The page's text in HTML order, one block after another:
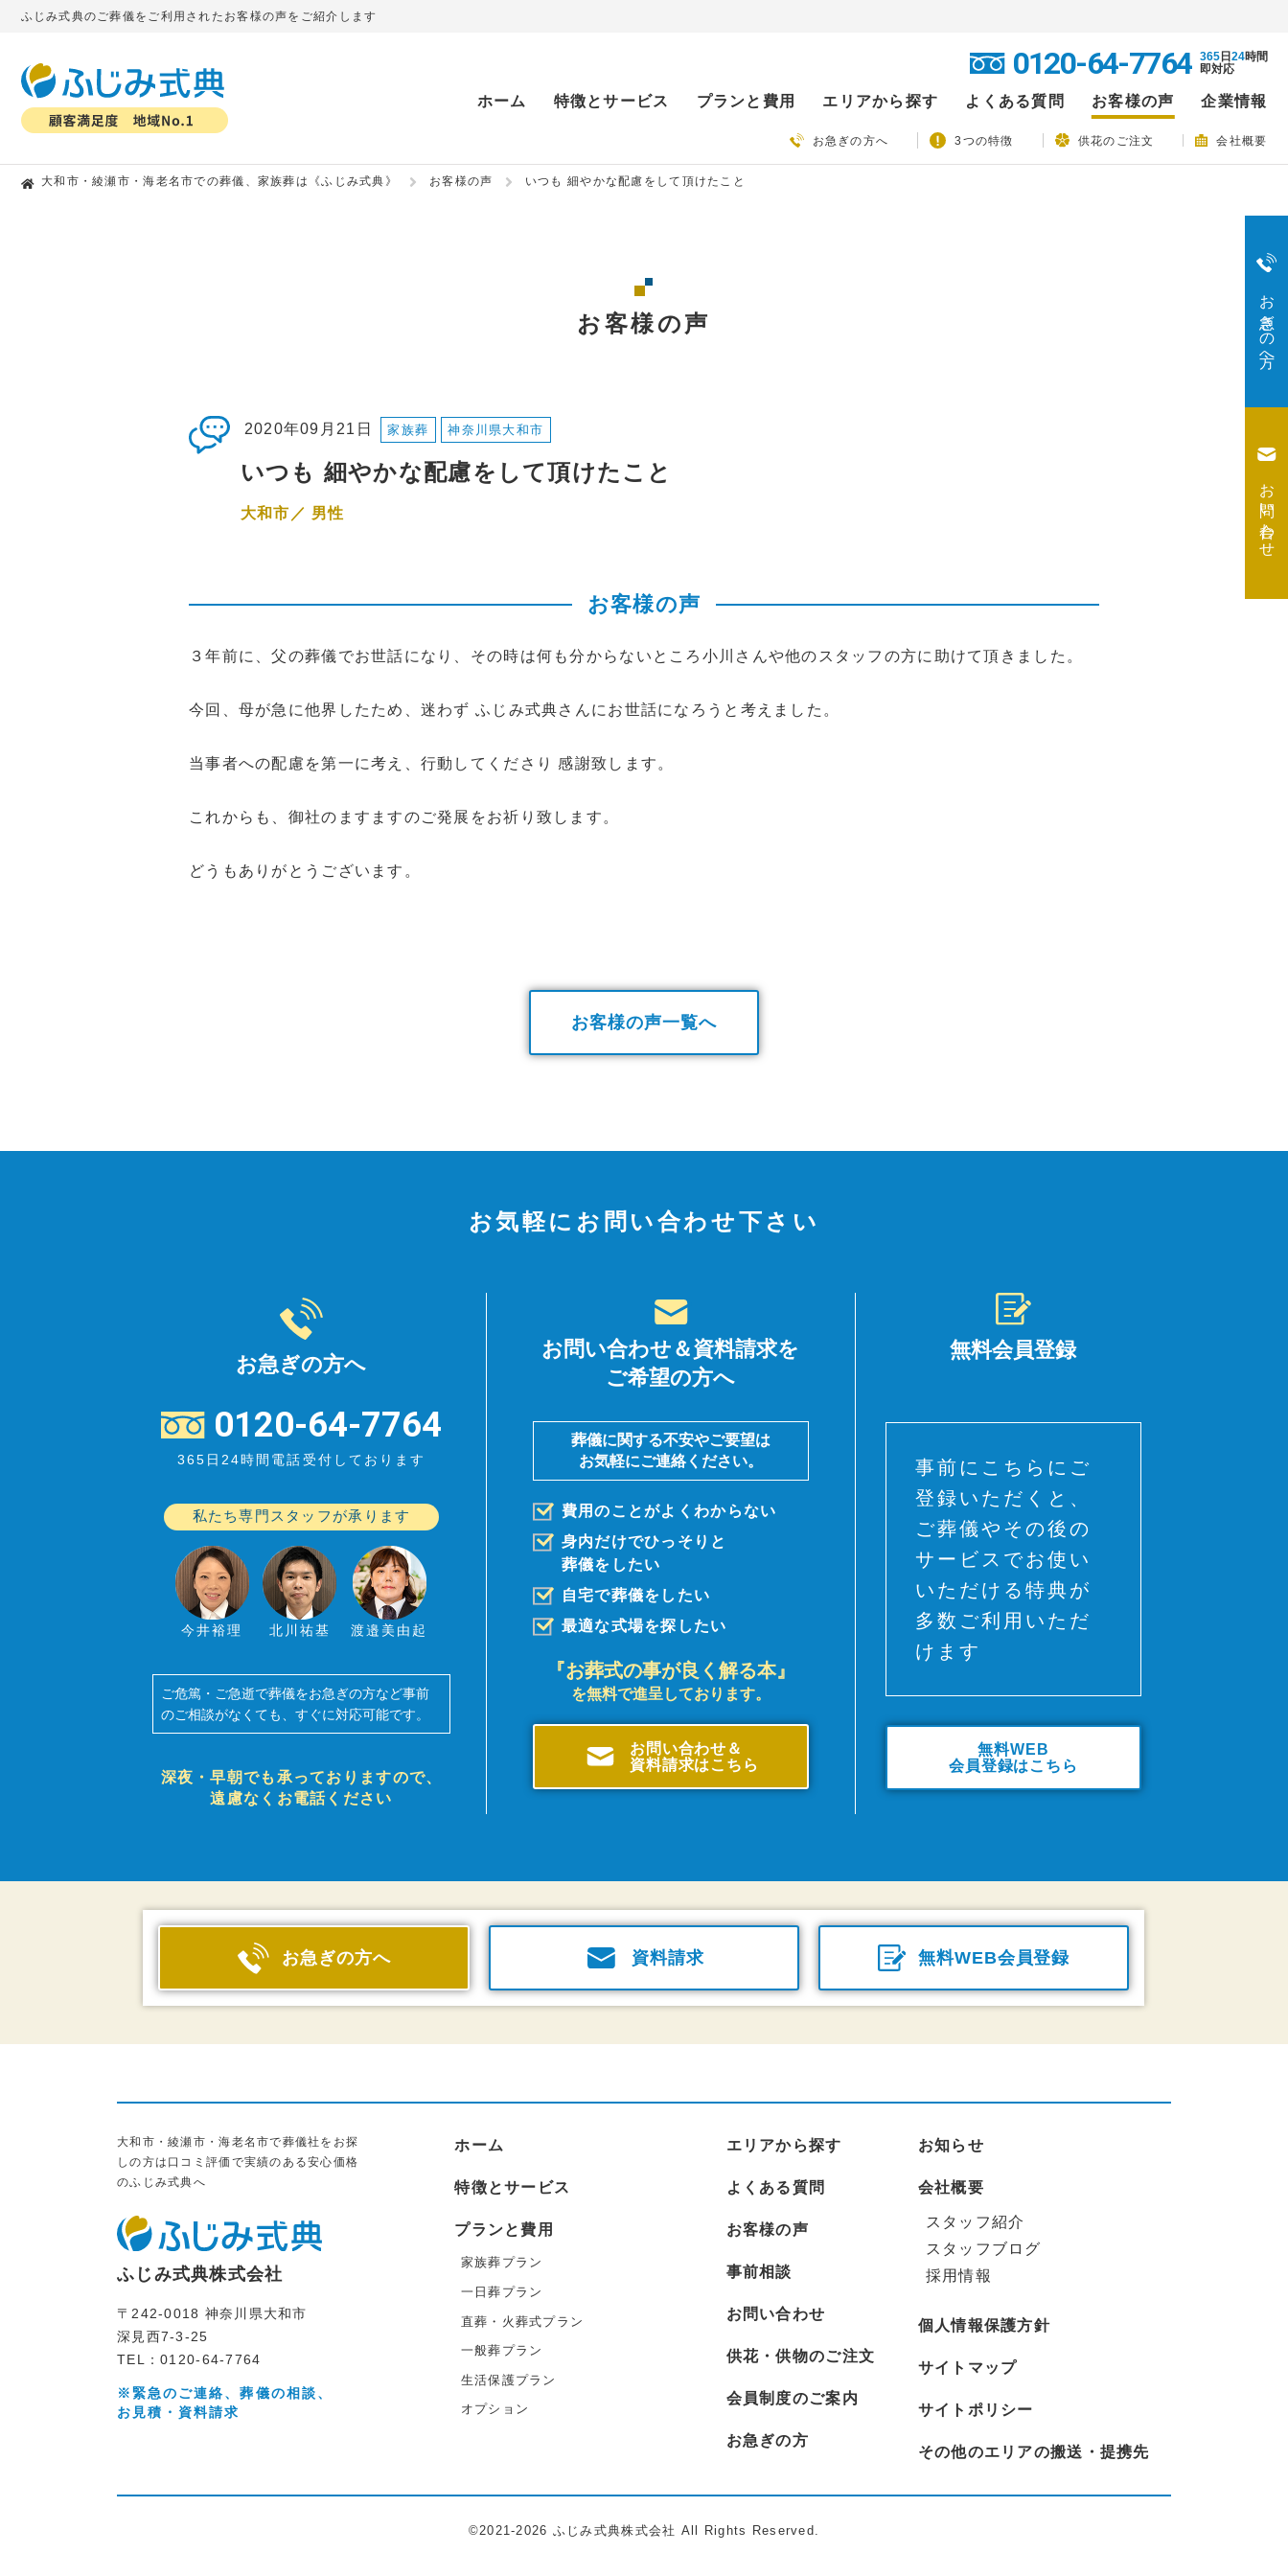
ふじみ式典のご葬儀をご利用されたお客様の声をご紹介します
0120-64-7764 365日 24時間
即対応
ホーム 特徴とサービス プランと費用 エリアから探す よくある質問 お客様の声 企業情報
お急ぎの方へ 3つの特徴 供花のご注文 会社概要
お急ぎの方へ
お問い合わせ
大和市・綾瀬市・海老名市での葬儀、家族葬は《ふじみ式典》 お客様の声 いつも 細やかな配慮をして頂けたこと
お客様の声
2020年09月21日 家族葬 神奈川県大和市
いつも 細やかな配慮をして頂けたこと
大和市／ 男性
お客様の声
３年前に、父の葬儀でお世話になり、その時は何も分からないところ小川さんや他のスタッフの方に助けて頂きました。
今回、母が急に他界したため、迷わず ふじみ式典さんにお世話になろうと考えました。
当事者への配慮を第一に考え、行動してくださり 感謝致します。
これからも、御社のますますのご発展をお祈り致します。
どうもありがとうございます。
お客様の声一覧へ
お気軽にお問い合わせ下さい
お急ぎの方へ
0120-64-7764
365日24時間電話受付しております
私たち専門スタッフが承ります
今井裕理 北川祐基 渡邉美由起
ご危篤・ご急逝で葬儀をお急ぎの方など事前
のご相談がなくても、すぐに対応可能です。
深夜・早朝でも承っておりますので、
遠慮なくお電話ください
お問い合わせ＆資料請求を
ご希望の方へ
葬儀に関する不安やご要望は
お気軽にご連絡ください。
費用のことがよくわからない
身内だけでひっそりと
葬儀を したい
自宅で葬儀をしたい
最適な式場を探したい
『お葬式の事が良く解る本』
を無料で進呈しております。
お問い合わせ＆
資料請求はこちら
無料会員登録
事前にこちらにご
登録いただくと、
ご葬儀やその後の
サービスでお使い
いただける特典が
多数ご利用いただ
けます
無料WEB
会員登録はこちら
お急ぎの方へ 資料請求 無料WEB会員登録
大和市・綾瀬市・海老名市で葬儀社をお探
しの方は口コミ評価で実績のある安心価格
のふじみ式典へ
ふじみ式典株式会社
〒242-0018 神奈川県大和市
深見西7-3-25
TEL：0120-64-7764
※緊急のご連絡、葬儀の相談、
お見積・資料請求
ホーム
特徴とサービス
プランと費用
家族葬プラン
一日葬プラン
直葬・火葬式プラン
一般葬プラン
生活保護プラン
オプション
エリアから探す
よくある質問
お客様の声
事前相談
お問い合わせ
供花・供物のご注文
会員制度のご案内
お急ぎの方
お知らせ
会社概要
スタッフ紹介
スタッフブログ
採用情報
個人情報保護方針
サイトマップ
サイトポリシー
その他のエリアの搬送・提携先
©2021-2026 ふじみ式典株式会社 All Rights Reserved.